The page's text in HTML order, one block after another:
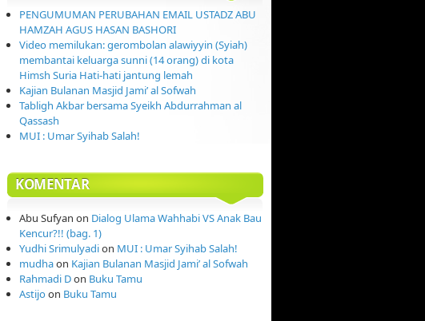
PENGUMUMAN PERUBAHAN EMAIL USTADZ ABU
HAMZAH AGUS HASAN BASHORI
Video memilukan: gerombolan alawiyyin (Syiah)
membantai keluarga sunni (14 orang) di kota
Himsh Suria Hati-hati jantung lemah
Kajian Bulanan Masjid Jami’ al Sofwah
Tabligh Akbar bersama Syeikh Abdurrahman al
Qassash
MUI : Umar Syihab Salah!
KOMENTAR
Abu Sufyan on Dialog Ulama Wahhabi VS Anak Bau
Kencur?!! (bag. 1)
Yudhi Srimulyadion MUI : Umar Syihab Salah!
mudhaon Kajian Bulanan Masjid Jami’ al Sofwah
Rahmadi Don Buku Tamu
Astijoon Buku Tamu